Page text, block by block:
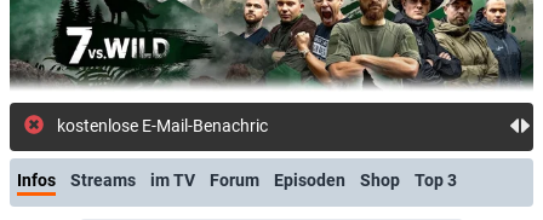
kostenlose E-Mail-Benachrichtigung bei Streaming-
Infos Streams im TV Forum Episoden Shop Top 3